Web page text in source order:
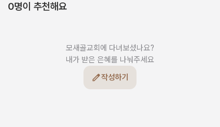
0명이 추천해요
모새골교회에 다녀보셨나요?
내가 받은 은혜를 나눠주세요
작성하기